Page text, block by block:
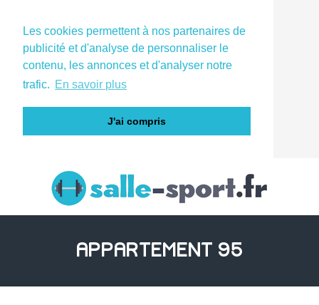
Les cookies permettent à nos partenaires de
publicité et d'analyse de personnaliser le
contenu, les annonces et d'analyser notre
trafic. En savoir plus
J'ai compris
APPARTEMENT 95